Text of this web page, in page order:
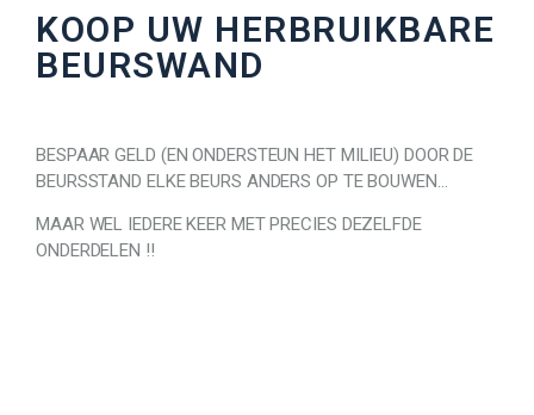
KOOP UW HERBRUIKBARE
BEURSWAND
BESPAAR GELD (EN ONDERSTEUN HET MILIEU) DOOR DE
BEURSSTAND ELKE BEURS ANDERS OP TE BOUWEN…
MAAR WEL IEDERE KEER MET PRECIES DEZELFDE
ONDERDELEN !!